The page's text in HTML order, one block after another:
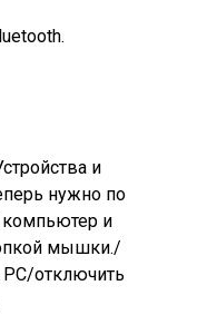
и
нужно по
и
мышки./
отключить